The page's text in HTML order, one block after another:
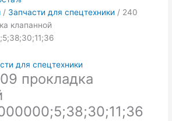
/ Запчасти для спецтехники / 240
клапанной
для спецтехники
прокладка